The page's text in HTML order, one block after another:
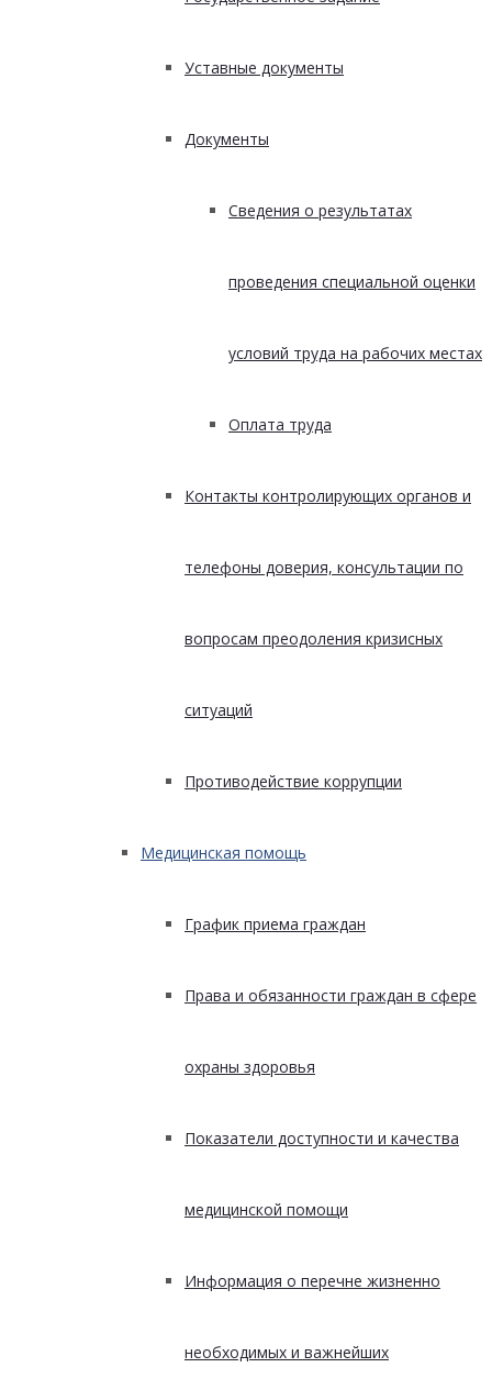
Уставные документы
Документы
Сведения о результатах
проведения специальной оценки
условий труда на рабочих местах
Оплата труда
Контакты контролирующих органов и
телефоны доверия, консультации по
вопросам преодоления кризисных
ситуаций
Противодействие коррупции
Медицинская помощь
График приема граждан
Права и обязанности граждан в сфере
охраны здоровья
Показатели доступности и качества
медицинской помощи
Информация о перечне жизненно
необходимых и важнейших